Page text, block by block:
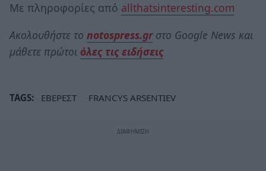
Με πληροφορίες από allthatsinteresting.com
Ακολουθήστε το notospress.grστο Google News και
μάθετε πρώτοι όλες τις ειδήσεις
TAGS: ΕΒΕΡΕΣΤ FRANCYS ARSENTIEV